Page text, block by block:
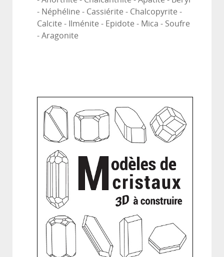
- Néphéline - Cassiérite - Chalcopyrite -
Calcite - Ilménite - Epidote - Mica - Soufre
- Aragonite